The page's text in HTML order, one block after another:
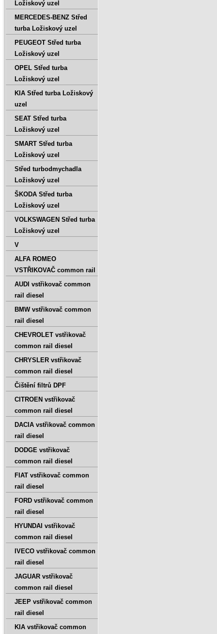
Ložiskový uzel
MERCEDES-BENZ Střed
turba Ložiskový uzel
PEUGEOT Střed turba
Ložiskový uzel
OPEL Střed turba
Ložiskový uzel
KIA Střed turba Ložiskový
uzel
SEAT Střed turba
Ložiskový uzel
SMART Střed turba
Ložiskový uzel
Střed turbodmychadla
Ložiskový uzel
ŠKODA Střed turba
Ložiskový uzel
VOLKSWAGEN Střed turba
Ložiskový uzel
V
ALFA ROMEO
VSTŘIKOVAČ common rail
AUDI vstřikovač common
rail diesel
BMW vstřikovač common
rail diesel
CHEVROLET vstřikovač
common rail diesel
CHRYSLER vstřikovač
common rail diesel
Čištění filtrů DPF
CITROEN vstřikovač
common rail diesel
DACIA vstřikovač common
rail diesel
DODGE vstřikovač
common rail diesel
FIAT vstřikovač common
rail diesel
FORD vstřikovač common
rail diesel
HYUNDAI vstřikovač
common rail diesel
IVECO vstřikovač common
rail diesel
JAGUAR vstřikovač
common rail diesel
JEEP vstřikovač common
rail diesel
KIA vstřikovač common